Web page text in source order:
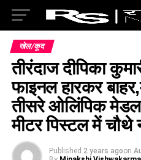
खेल/कूद
तीरंदाज दीपिका
फाइनल हारकर
तीसरे ओलिंपिक
मीटर पिस्टल में चौथे
Published 2 years agoon